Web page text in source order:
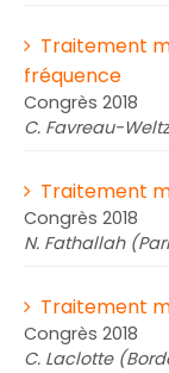
Traitement
fréquence
Congrès 2018
C. Favreau-
Traitement
Congrès 2018
N. Fathallah
Traitement
Congrès 2018
C. Laclotte